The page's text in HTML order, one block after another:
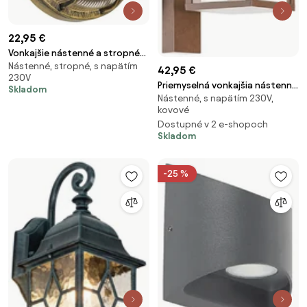
22,95 €
Vonkajšie nástenné a stropné
svietidlo antické zlato okrúhle
IP44 - Noutica
Nástenné, stropné, s napätím
230V
Skladom
42,95 €
Priemyselná vonkajšia nástenná
lampa hrdzavohnedá IP44 -
Charlois
Nástenné, s napätím 230V,
kovové
Dostupné v 2 e-shopoch
Skladom
-25 %